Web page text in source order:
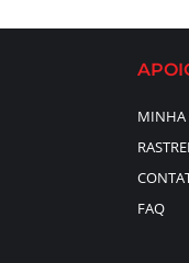
MINHA
FAQ